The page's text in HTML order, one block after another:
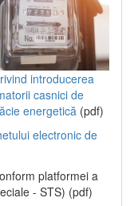
introducerea
casnici de
energetică (pdf)
electronic de
platformei a
- STS) (pdf)